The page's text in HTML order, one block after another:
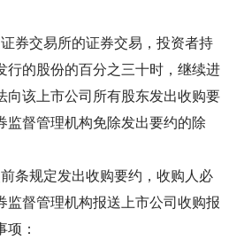
券交易所的证券交易，投资者持
行的股份的百分之三十时，继续进
向该上市公司所有股东发出收购要
监督管理机构免除发出要约的除
条规定发出收购要约，收购人必
监督管理机构报送上市公司收购报
：